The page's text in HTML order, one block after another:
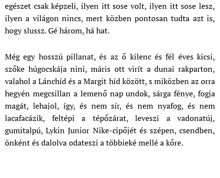
egészet csak képzeli, ilyen itt sose volt, ilyen itt sose lesz,
ilyen a világon nincs, mert közben pontosan tudta azt is,
hogy slussz. Gé három, há hat.
Még egy hosszú pillanat, és az ő kilenc és fél éves kicsi,
szőke húgocskája nini, máris ott virít a dunai rakparton,
valahol a Lánchíd és a Margit híd között, s miközben az orra
hegyén megcsillan a lemenő nap undok, sárga fénye, fogja
magát, lehajol, így, és nem sír, és nem nyafog, és nem
lacafacázik, feltépi a tépőzárat, leveszi a vadonatúj,
gumitalpú, Lykin Junior Nike-cipőjét és szépen, csendben,
önként és dalolva odateszi a többieké mellé a kőre.